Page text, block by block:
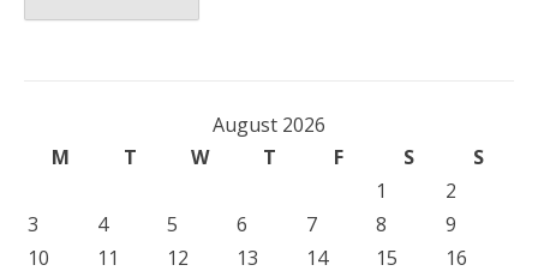
August 2026
M
T W T F S
S
1
2
3
4 5 6 7 8
9
10
11 12 13 14 15
16